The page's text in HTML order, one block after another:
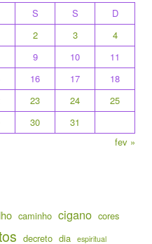
S S
D
2 3
4
9 10
11
16 17
18
23 24
25
30
31
fev »
caminho cigano cores
decreto dia espiritual